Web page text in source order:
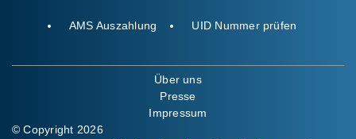
AMS Auszahlung UID Nummer prüfen
Über uns
Presse
Impressum
© Copyright 2026